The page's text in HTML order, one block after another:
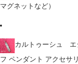
マグネットなど）
カルトゥーシュ エ
フ ペンダント アクセサ